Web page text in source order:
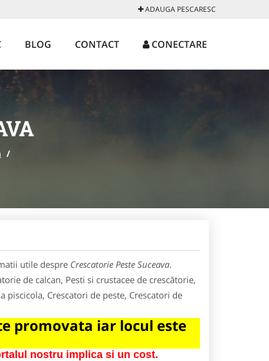
ADAUGA PESCARESC
BLOG CONTACT CONECTARE
/
utile despre Crescatorie Peste Suceava.
de calcan, Pesti si crustacee de crescătorie,
piscicola, Crescatori de peste, Crescatori de
promovata iar locul este
nostru implica si un cost.